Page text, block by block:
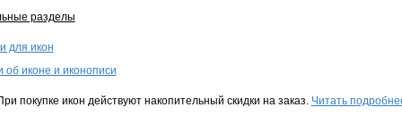
разделы
для икон
об иконе и иконописи
покупке икон действуют накопительный скидки на заказ. Читать